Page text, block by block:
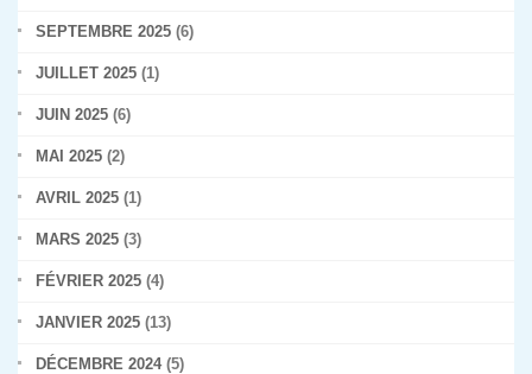
SEPTEMBRE 2025 (6)
JUILLET 2025 (1)
JUIN 2025 (6)
MAI 2025 (2)
AVRIL 2025 (1)
MARS 2025 (3)
FÉVRIER 2025 (4)
JANVIER 2025 (13)
DÉCEMBRE 2024(5)